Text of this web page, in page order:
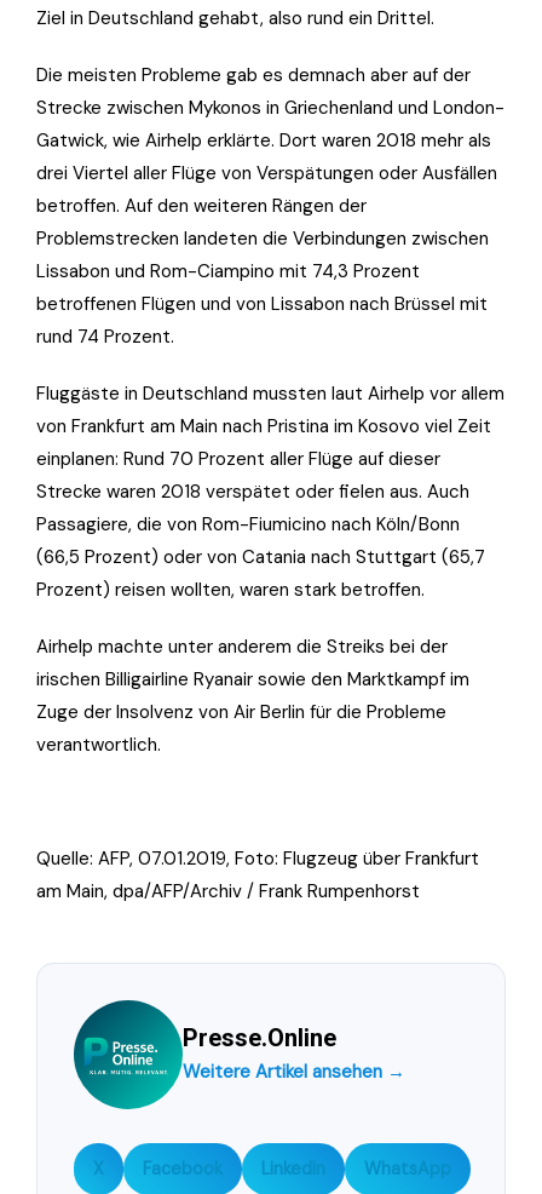
Ziel in Deutschland gehabt, also rund ein Drittel.
Die meisten Probleme gab es demnach aber auf der
Strecke zwischen Mykonos in Griechenland und London-
Gatwick, wie Airhelp erklärte. Dort waren 2018 mehr als
drei Viertel aller Flüge von Verspätungen oder Ausfällen
betroffen. Auf den weiteren Rängen der
Problemstrecken landeten die Verbindungen zwischen
Lissabon und Rom-Ciampino mit 74,3 Prozent
betroffenen Flügen und von Lissabon nach Brüssel mit
rund 74 Prozent.
Fluggäste in Deutschland mussten laut Airhelp vor allem
von Frankfurt am Main nach Pristina im Kosovo viel Zeit
einplanen: Rund 70 Prozent aller Flüge auf dieser
Strecke waren 2018 verspätet oder fielen aus. Auch
Passagiere, die von Rom-Fiumicino nach Köln/Bonn
(66,5 Prozent) oder von Catania nach Stuttgart (65,7
Prozent) reisen wollten, waren stark betroffen.
Airhelp machte unter anderem die Streiks bei der
irischen Billigairline Ryanair sowie den Marktkampf im
Zuge der Insolvenz von Air Berlin für die Probleme
verantwortlich.
Quelle: AFP, 07.01.2019, Foto: Flugzeug über Frankfurt
am Main, dpa/AFP/Archiv / Frank Rumpenhorst
Presse.Online
Weitere Artikel ansehen →
X Facebook LinkedIn WhatsApp